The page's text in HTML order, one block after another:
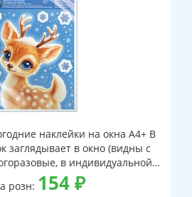
наклейки на окна А4+ В
заглядывает в окно (видны с
в индивидуальной
и клеевым клапаном)
розн: 154₽